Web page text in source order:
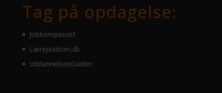
Tag på opdagelse:
Jobkompasset
Lærepladsen.dk
UddannelsesGuiden